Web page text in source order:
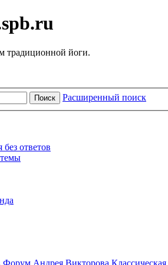
традиционной йоги.
Поиск Расширенный поиск
ответов